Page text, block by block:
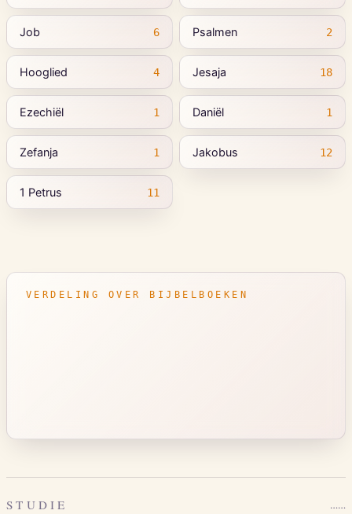
Job 6 Psalmen 2
Hooglied 4 Jesaja 18
Ezechiël 1 Daniël 1
Zefanja 1 Jakobus 12
1 Petrus 11
VERDELING OVER BIJBELBOEKEN
STUDIE ……